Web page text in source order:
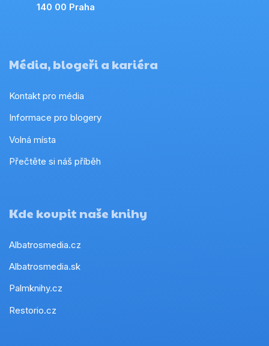
140 00 Praha
Média, blogeři a kariéra
Kontakt pro média
Informace pro blogery
Volná místa
Přečtěte si náš příběh
Kde koupit naše knihy
Albatrosmedia.cz
Albatrosmedia.sk
Palmknihy.cz
Restorio.cz